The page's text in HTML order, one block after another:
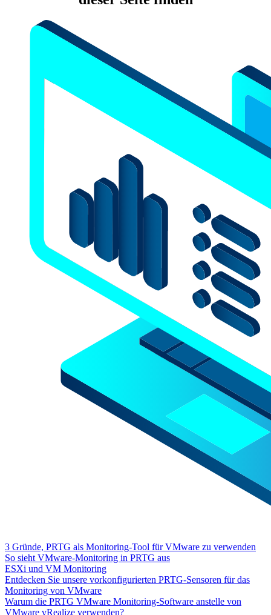
3 Gründe, PRTG als Monitoring-Tool für VMware zu verwenden
So sieht VMware-Monitoring in PRTG aus
ESXi und VM Monitoring
Entdecken Sie unsere vorkonfigurierten PRTG-Sensoren für das
Monitoring von VMware
Warum die PRTG VMware Monitoring-Software anstelle von
VMware vRealize verwenden?